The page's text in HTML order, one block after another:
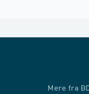
Mere fra